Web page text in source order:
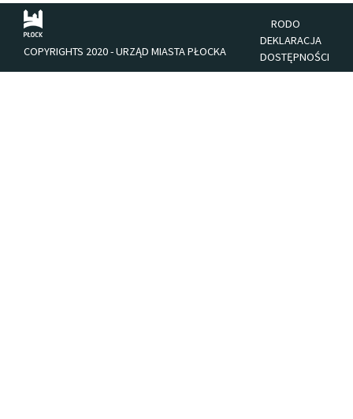
COPYRIGHTS 2020 - URZĄD MIASTA PŁOCKA
RODO
DEKLARACJA
DOSTĘPNOŚCI